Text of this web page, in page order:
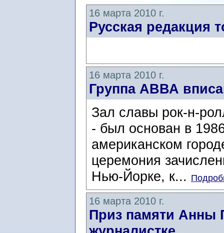
16 марта 2010 г.
Русская редакция
16 марта 2010 г.
Группа АВВА
Зал славы рок-н-
- был основан в
американском
церемония
Нью-Йорке, к...
16 марта 2010 г.
Приз памяти Анны